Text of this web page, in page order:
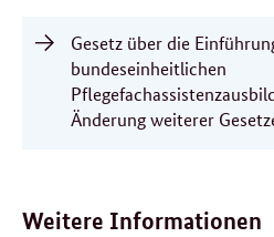
Gesetz über die
bundeseinheitlichen
Änderung weiterer
Weitere Informationen